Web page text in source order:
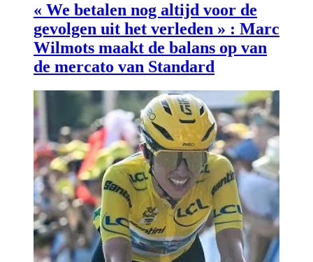
« We betalen nog altijd voor de
gevolgen uit het verleden » : Marc
Wilmots maakt de balans op van
de mercato van Standard